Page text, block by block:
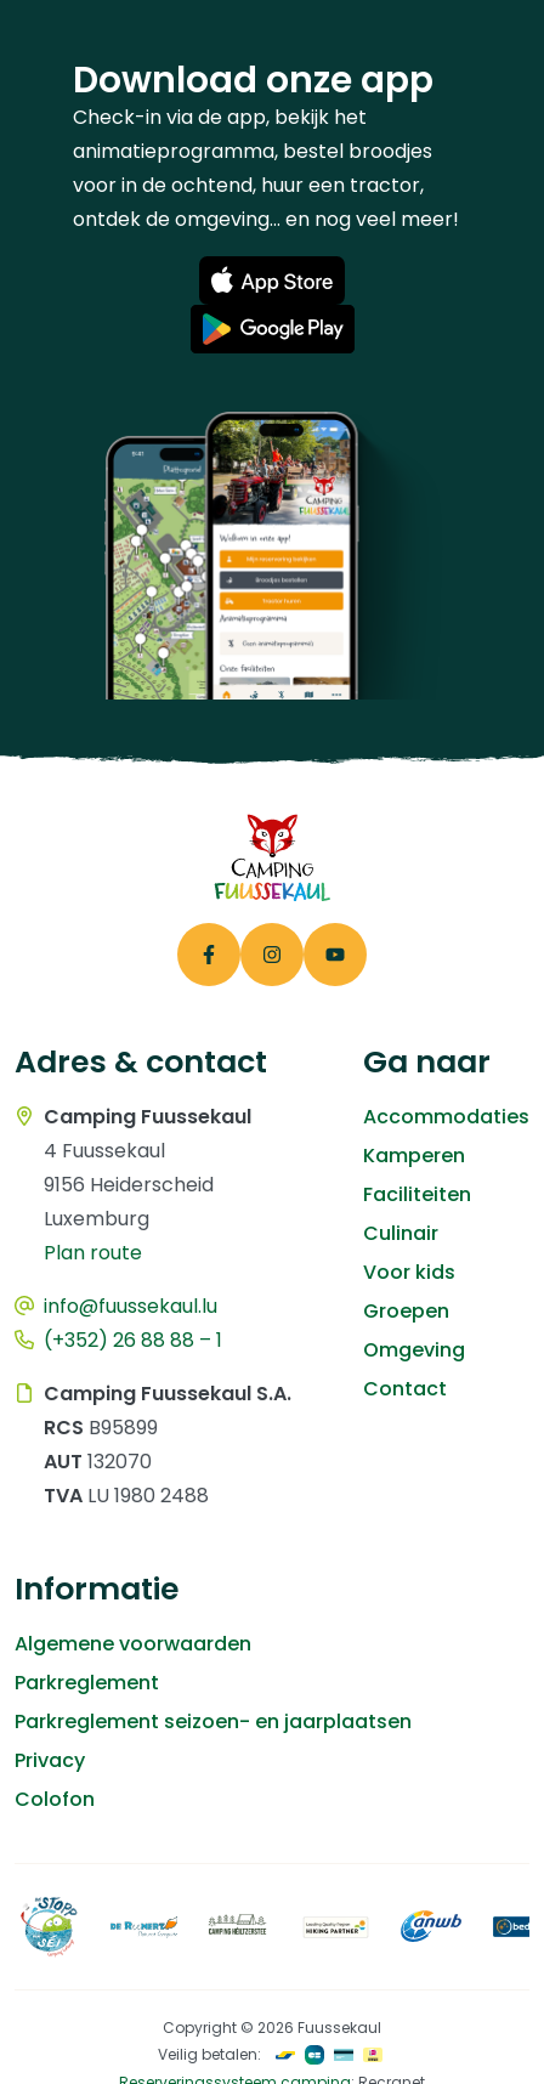
Download onze app
Check-in via de app, bekijk het
animatieprogramma, bestel broodjes
voor in de ochtend, huur een tractor,
ontdek de omgeving... en nog veel meer!
Adres & contact
Camping Fuussekaul
4 Fuussekaul
9156 Heiderscheid
Luxemburg
Plan route
info@fuussekaul.lu
(+352) 26 88 88 – 1
Camping Fuussekaul S.A.
RCS B95899
AUT 132070
TVA LU 1980 2488
Ga naar
Accommodaties
Kamperen
Faciliteiten
Culinair
Voor kids
Groepen
Omgeving
Contact
Informatie
Algemene voorwaarden
Parkreglement
Parkreglement seizoen- en jaarplaatsen
Privacy
Colofon
Copyright © 2026 Fuussekaul
Veilig betalen: